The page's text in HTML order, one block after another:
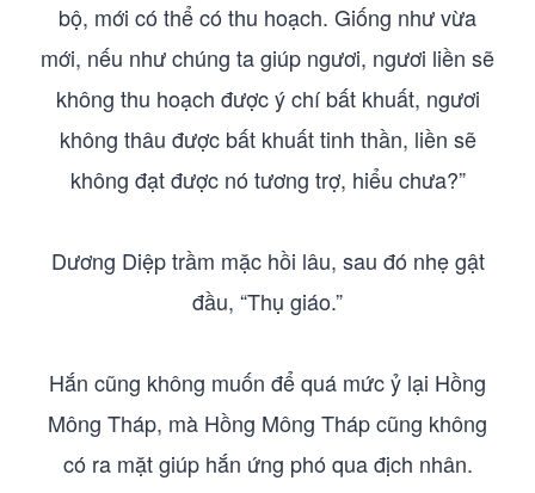
bộ, mới có thể có thu hoạch. Giống như vừa
mới, nếu như chúng ta giúp ngươi, ngươi liền sẽ
không thu hoạch được ý chí bất khuất, ngươi
không thâu được bất khuất tinh thần, liền sẽ
không đạt được nó tương trợ, hiểu chưa?”
Dương Diệp trầm mặc hồi lâu, sau đó nhẹ gật
đầu, “Thụ giáo.”
Hắn cũng không muốn để quá mức ỷ lại Hồng
Mông Tháp, mà Hồng Mông Tháp cũng không
có ra mặt giúp hắn ứng phó qua địch nhân.